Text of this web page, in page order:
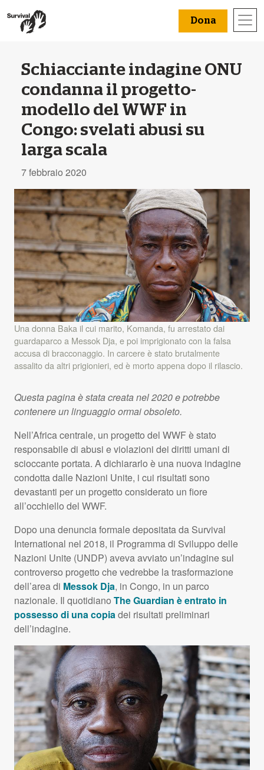
Dona
Schiacciante indagine ONU
condanna il progetto-
modello del WWF in
Congo: svelati abusi su
larga scala
7 febbraio 2020
Una donna Baka il cui marito, Komanda, fu arrestato dai
guardaparco a Messok Dja, e poi imprigionato con la falsa
accusa di bracconaggio. In carcere è stato brutalmente
assalito da altri prigionieri, ed è morto appena dopo il rilascio.
Questa pagina è stata creata nel 2020 e potrebbe
contenere un linguaggio ormai obsoleto.
Nell’Africa centrale, un progetto del WWFè stato
responsabile di abusi e violazioni dei diritti umani di
scioccante portata. A dichiararlo è una nuova indagine
condotta dalle Nazioni Unite, i cui risultati sono
devastanti per un progetto considerato un fiore
all’occhiello del WWF.
Dopo una denuncia formale depositata da Survival
International nel 2018, il Programma di Sviluppo delle
Nazioni Unite (UNDP) aveva avviato un’indagine sul
controverso progetto che vedrebbe la trasformazione
dell’area di Messok Dja, in Congo, in un parco
nazionale. Il quotidiano The Guardian è entrato in
possesso di una copiadei risultati preliminari
dell’indagine.